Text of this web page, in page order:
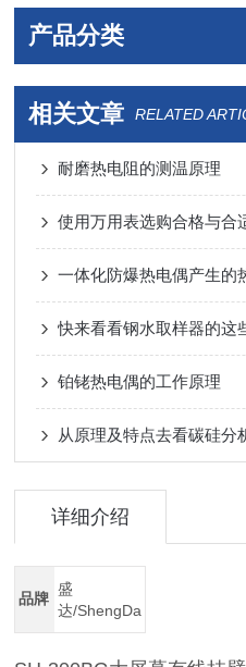
产品分类
相关文章 RELATED
耐磨热电阻的测温原理
使用万用表选购合格与合
快来看看钢水取样器的这
铂铑热电偶的工作原理
从原理及特点去看碳硅分
详细介绍
品牌
盛
达/ShengDa